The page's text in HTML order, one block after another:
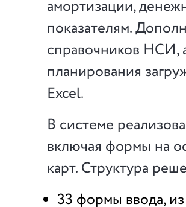
амортизации,
показателям.
справочников НСИ,
планирования
Excel.
В системе
включая формы на
карт. Структура
33 формы ввода,